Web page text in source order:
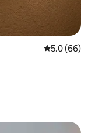
Calificación
5.0 (66)